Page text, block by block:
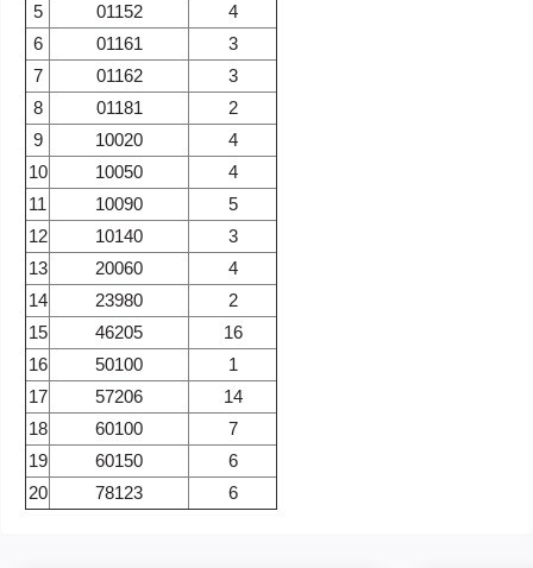
5
01152
4
6
01161
3
7
01162
3
8
01181
2
9
10020
4
10
10050
4
11
10090
5
12
10140
3
13
20060
4
14
23980
2
15
46205
16
16
50100
1
17
57206
14
18
60100
7
19
60150
6
20
78123 6